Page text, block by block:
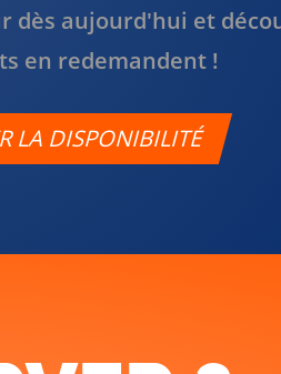
dès aujourd'hui et
en redemandent !
LA DISPONIBILITÉ